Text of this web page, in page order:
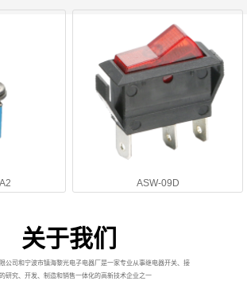
ASW-09D
关于我们
公司和宁波市镇海黎光电子电器厂是一家专业从事继电器开关、接
研究、开发、制造和销售一体化的高新技术企业之一